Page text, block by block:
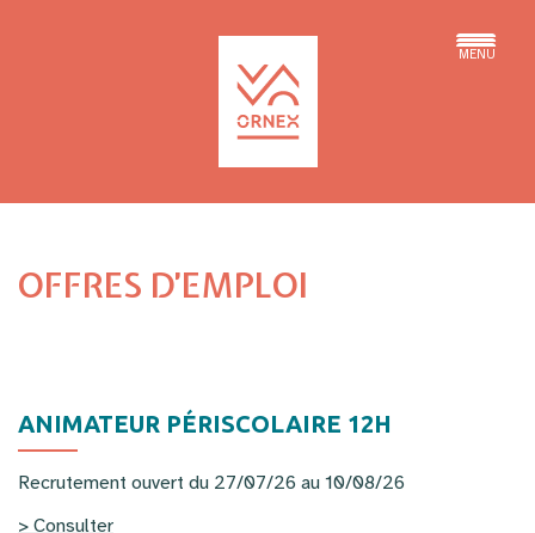
MENU
OFFRES D’EMPLOI
ANIMATEUR PÉRISCOLAIRE 12H
Recrutement ouvert du 27/07/26 au 10/08/26
> Consulter